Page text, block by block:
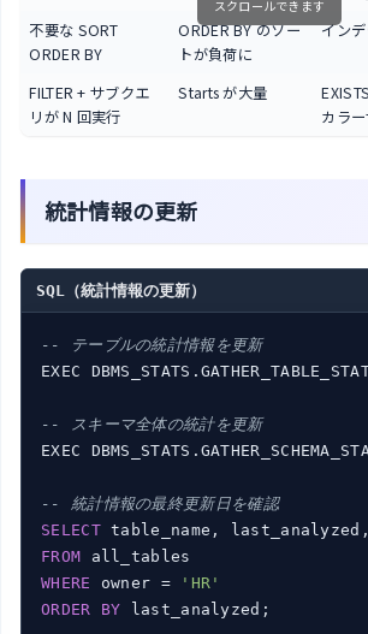
不要な SORT
ORDER BY
ORDER BY のソー
トが負荷に
イン
FILTER + サブクエ
リが N 回実行
Starts が大量
カラ
スクロールできます
統計情報の更新
SQL（統計情報の更新）
-- テーブルの統計情報を更新
EXEC
-- スキーマ全体の統計を更新
EXEC
-- 統計情報の最終更新日を確認
SELECT
FROM
WHERE owner =
'HR'
ORDER
BY